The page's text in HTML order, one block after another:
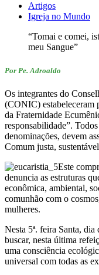
Artigos
Igreja no Mundo
“Tomai e comei,
meu Sangue”
Por Pe. Adroaldo
Os integrantes do
(CONIC) estabeleceram
da Fraternidade
responsabilidade”.
denominações, devem
Comum justa,
Este
denuncia as estruturas
econômica, ambiental,
comunhão com o
mulheres.
Nesta 5ª. feira Santa,
buscar, nesta última
uma consciência
universal com todas as